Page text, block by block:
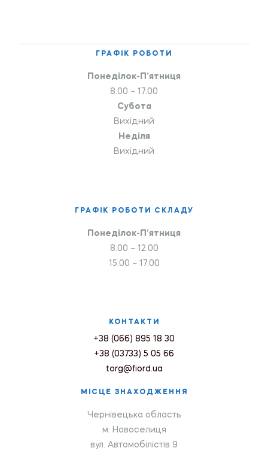
ГРАФІК РОБОТИ
Понеділок-П’ятниця
8.00 – 17.00
Субота
Вихідний
Неділя
Вихідний
ГРАФІК РОБОТИ СКЛАДУ
Понеділок-П’ятниця
8.00 – 12.00
15.00 – 17.00
КОНТАКТИ
+38 (066) 895 18 30
+38 (03733) 5 05 66
torg@fiord.ua
МІСЦЕ ЗНАХОДЖЕННЯ
Чернівецька область
м. Новоселиця
вул. Автомобілістів 9